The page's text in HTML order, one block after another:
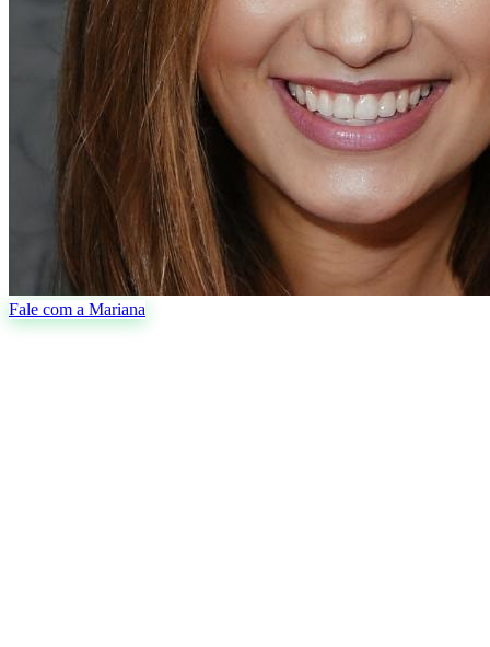
Fale com a Mariana